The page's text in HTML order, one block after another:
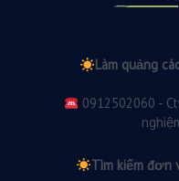
Làm quảng
0912502060 -
Tìm kiếm đơn